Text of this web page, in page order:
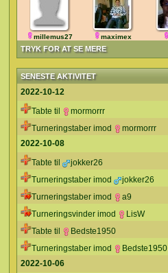
TRYK FOR AT SE MERE
millemus27 maximex
SENESTE AKTIVITET
2022-10-12
Tabte til
mormorrr
Turneringstaber imod
mormorrr
2022-10-08
Tabte til
jokker26
Turneringstaber imod
jokker26
Turneringstaber imod
a9
Turneringsvinder imod
LisW
Tabte til
Bedste1950
Turneringstaber imod
Bedste1950
2022-10-06